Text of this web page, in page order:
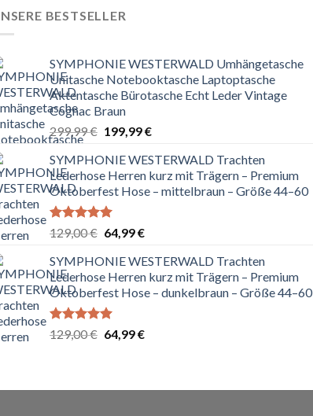
BESTSELLER
SYMPHONIE WESTERWALD Umhängetasche
Unitasche Notebooktasche Laptoptasche
Aktentasche Bürotasche Echt Leder Vintage
Cognac Braun
299,99€ Ursprünglicher
war:
299,99 €
199,99€Aktueller
ist:
199,99 €.
SYMPHONIE WESTERWALD Trachten
Lederhose Herren kurz mit Trägern – Premium
Oktoberfest Hose – mittelbraun – Größe 44–60
Bewertet
5.00
von 5
129,00€ Ursprünglicher
war:
129,00 €
64,99€Aktueller
ist:
64,99 €.
SYMPHONIE WESTERWALD Trachten
Lederhose Herren kurz mit Trägern – Premium
Oktoberfest Hose – dunkelbraun – Größe 44–60
Bewertet
5.00
129,00€ Ursprünglicher
64,99€Aktueller